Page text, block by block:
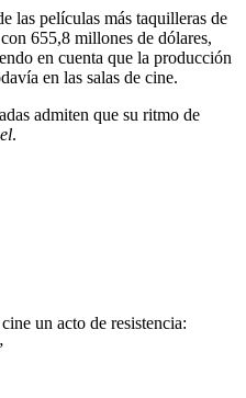
las películas más taquilleras de
con 655,8 millones de dólares,
en cuenta que la producción
en las salas de cine.
admiten que su ritmo de
.
un acto de resistencia: